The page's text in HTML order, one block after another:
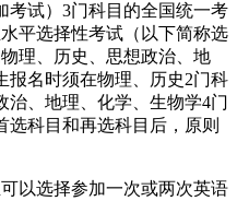
考试）3门科目的全国统一考
平选择性考试（以下简称选
理、历史、思想政治、地
报名时须在物理、历史2门科
治、地理、化学、生物学4门
选科目和再选科目后，原则
以选择参加一次或两次英语